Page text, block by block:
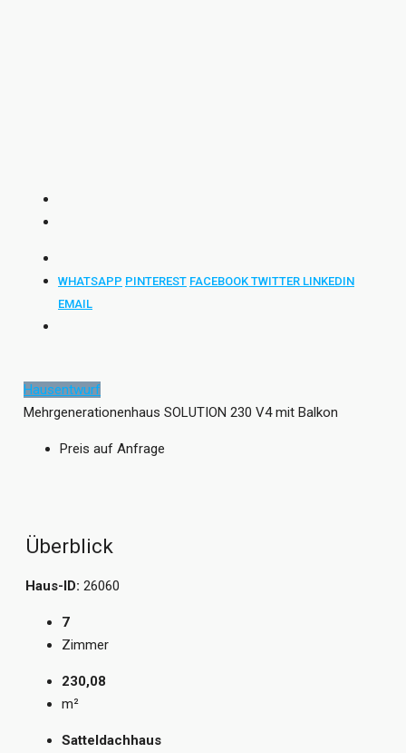
WHATSAPP PINTEREST FACEBOOK TWITTER LINKEDIN
EMAIL
Hausentwurf
Mehrgenerationenhaus SOLUTION 230 V4 mit Balkon
Preis auf Anfrage
Überblick
Haus-ID: 26060
7
Zimmer
230,08
m²
Satteldachhaus